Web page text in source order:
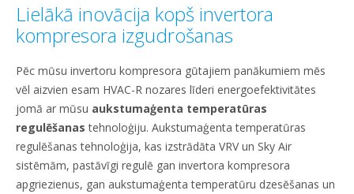
Lielākā inovācija kopš invertora
kompresora izgudrošanas
Pēc mūsu invertoru kompresora gūtajiem panākumiem mēs
vēl aizvien esam HVAC-R nozares līderi energoefektivitātes
jomā ar mūsu aukstumaģenta temperatūras
regulēšanastehnoloģiju. Aukstumaģenta temperatūras
regulēšanas tehnoloģija, kas izstrādāta VRV un Sky Air
sistēmām, pastāvīgi regulē gan invertora kompresora
apgriezienus, gan aukstumaģenta temperatūru dzesēšanas un